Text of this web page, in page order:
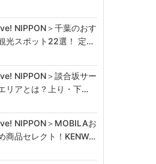
NIPPON＞千葉のおす
光スポット22選！ 定…
NIPPON＞談合坂サー
リアとは？上り・下…
NIPPON＞MOBILAお
商品セレクト！KENW…